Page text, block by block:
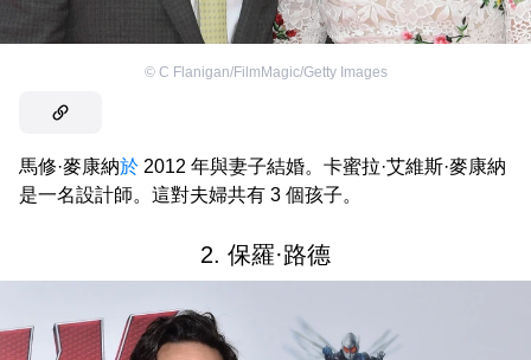
© C Flanigan/FilmMagic/Getty Images
馬修·麥康納於 2012 年與妻子結婚。卡蜜拉·艾維斯·麥康納
是一名設計師。這對夫婦共有 3 個孩子。
2. 保羅·路德